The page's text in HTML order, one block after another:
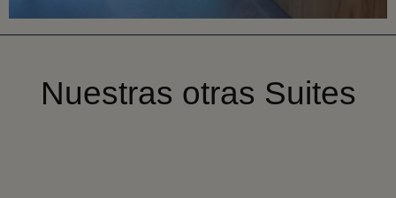
Nuestras otras Suites